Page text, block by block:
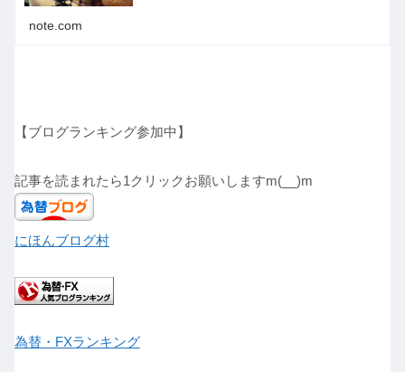
note.com
【ブログランキング参加中】
記事を読まれたら1クリックお願いしますm(__)m
にほんブログ村
為替・FXランキング